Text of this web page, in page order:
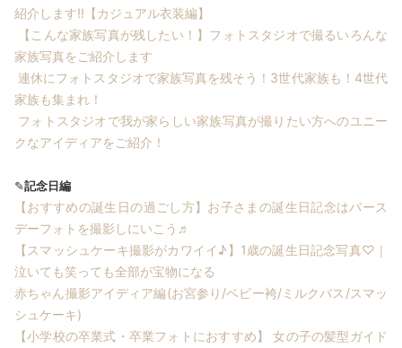
紹介します!!【カジュアル衣装編】
【こんな家族写真が残したい！】フォトスタジオで撮るいろんな
家族写真をご紹介します
連休にフォトスタジオで家族写真を残そう！3世代家族も！4世代
家族も集まれ！
フォトスタジオで我が家らしい家族写真が撮りたい方へのユニー
クなアイディアをご紹介！
✎記念日編
【おすすめの誕生日の過ごし方】お子さまの誕生日記念はバース
デーフォトを撮影しにいこう♬
【スマッシュケーキ撮影がカワイイ♪】1歳の誕生日記念写真♡｜
泣いても笑っても全部が宝物になる
赤ちゃん撮影アイディア編(お宮参り/ベビー袴/ミルクバス/スマッ
シュケーキ)
【小学校の卒業式・卒業フォトにおすすめ】 女の子の髪型ガイド